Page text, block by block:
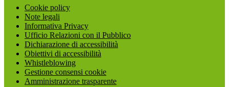
Cookie policy
Note legali
Informativa Privacy
Ufficio Relazioni con il Pubblico
Dichiarazione di accessibilità
Obiettivi di accessibilità
Whistleblowing
Gestione consensi cookie
Amministrazione trasparente